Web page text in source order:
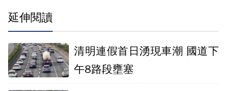
延伸閱讀
清明連假首日湧現車潮 國道下
午8路段壅塞